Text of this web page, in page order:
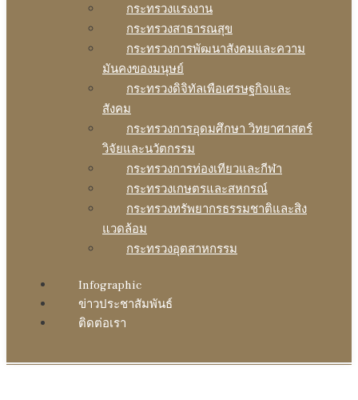
กระทรวงแรงงาน
กระทรวงสาธารณสุข
กระทรวงการพัฒนาสังคมและความ
มันคงของมนุษย์
กระทรวงดิจิทัลเพือเศรษฐกิจและ
สังคม
กระทรวงการอุดมศึกษา วิทยาศาสตร์
วิจัยและนวัตกรรม
กระทรวงการท่องเทียวและกีฬา
กระทรวงเกษตรและสหกรณ์
กระทรวงทรัพยากรธรรมชาติและสิง
แวดล้อม
กระทรวงอุตสาหกรรม
Infographic
ข่าวประชาสัมพันธ์
ติดต่อเรา